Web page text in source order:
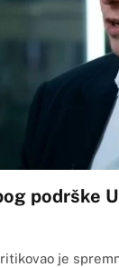
podrške
je